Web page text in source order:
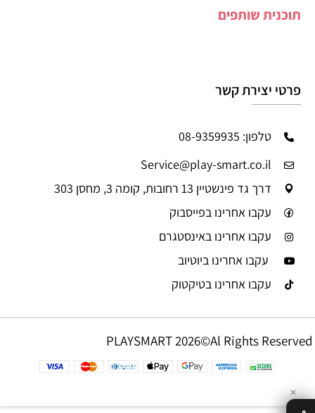
תוכנית שותפים
פרטי יצירת קשר
טלפון: 08-9359935
Service@play-smart.co.il
דרך גד פינשטיין 13 רחובות, קומה 3, מחסן 303
עקבו אחרינו בפייסבוק
עקבו אחרינו באינסטגרם
עקבו אחרינו ביוטיוב
עקבו אחרינו בטיקטוק
PLAYSMART 2026©Al Rights Reserved
✕